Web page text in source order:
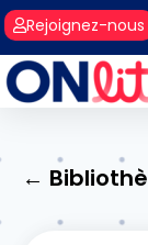
Rejoignez-nous
←